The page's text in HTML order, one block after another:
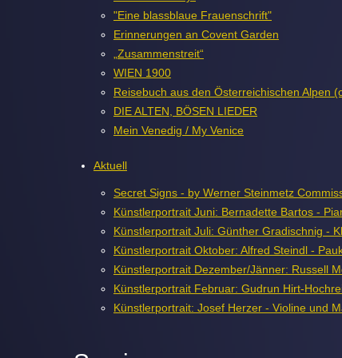
"Eine blassblaue Frauenschrift"
Erinnerungen an Covent Garden
„Zusammenstreit“
WIEN 1900
Reisebuch aus den Österreichischen Alpen
DIE ALTEN, BÖSEN LIEDER
Mein Venedig / My Venice
Aktuell
Secret Signs - by Werner Steinmetz
Künstlerportrait Juni: Bernadette Bartos -
Künstlerportrait Juli: Günther Gradischnig -
Künstlerportrait Oktober: Alfred Steindl -
Künstlerportrait Dezember/Jänner: Russell
Künstlerportrait Februar: Gudrun Hirt-
Künstlerportrait: Josef Herzer - Violine und